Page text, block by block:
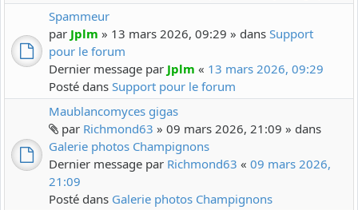
Spammeur
par Jplm » 13 mars 2026, 09:29 » dans Support
pour le forum
Dernier message par Jplm « 13 mars 2026, 09:29
Posté dans Support pour le forum
Maublancomyces gigas
par Richmond63 » 09 mars 2026, 21:09 » dans
Galerie photos Champignons
Dernier message par Richmond63 « 09 mars 2026,
21:09
Posté dans Galerie photos Champignons